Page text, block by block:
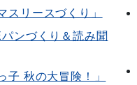
スリースづくり」
ンづくり＆読み聞
秋の大冒険！」